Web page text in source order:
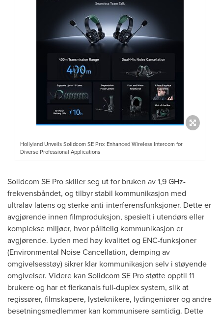
Hollyland Unveils Solidcom SE Pro: Enhanced Wireless Intercom for
Diverse Professional Applications
Solidcom SE Pro skiller seg ut for bruken av 1,9 GHz-
frekvensbåndet, og tilbyr stabil kommunikasjon med
ultralav latens og sterke anti-interferensfunksjoner. Dette er
avgjørende innen filmproduksjon, spesielt i utendørs eller
komplekse miljøer, hvor pålitelig kommunikasjon er
avgjørende. Lyden med høy kvalitet og ENC-funksjoner
(Environmental Noise Cancellation, demping av
omgivelsesstøy) sikrer klar kommunikasjon selv i støyende
omgivelser. Videre kan Solidcom SE Pro støtte opptil 11
brukere og har et flerkanals full-duplex system, slik at
regissører, filmskapere, lysteknikere, lydingeniører og andre
besetningsmedlemmer kan kommunisere samtidig. Dette